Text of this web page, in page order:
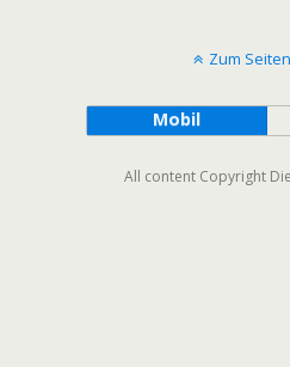
Zum
Mobil
All content Copyright